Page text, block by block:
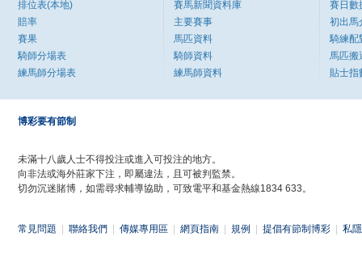
排位表(本地)
賠率
賽果
騎師分場表
練馬師分場表
賽馬新聞資料庫
主要賽事
馬匹資料
騎師資料
練馬師資料
賽日數
初出馬
騎練配
馬匹搬
貼士指
博彩要有節制
未滿十八歲人士不得投注或進入可投注的地方。
向非法或海外莊家下注，即屬違法，且可被判監禁。
切勿沉迷賭博，如需尋求輔導協助，可致電平和基金熱線1834 633。
常見問題 聯絡我們 傳媒專用區 網頁指南 規例 提倡有節制博彩 私